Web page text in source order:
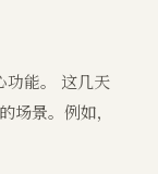
功能。 这几天
景。例如，